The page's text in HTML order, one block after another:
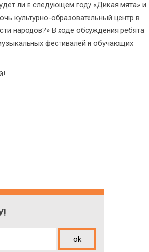
ли в следующем году «Дикая мята» и
культурно-образовательный центр в
народов?» В ходе обсуждения ребята
фестивалей и обучающих
ok